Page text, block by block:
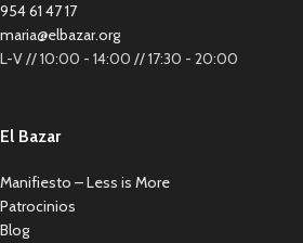
954 61 47 17
maria@elbazar.org
L-V // 10:00 - 14:00 // 17:30 - 20:00
El Bazar
Manifiesto – Less is More
Patrocinios
Blog